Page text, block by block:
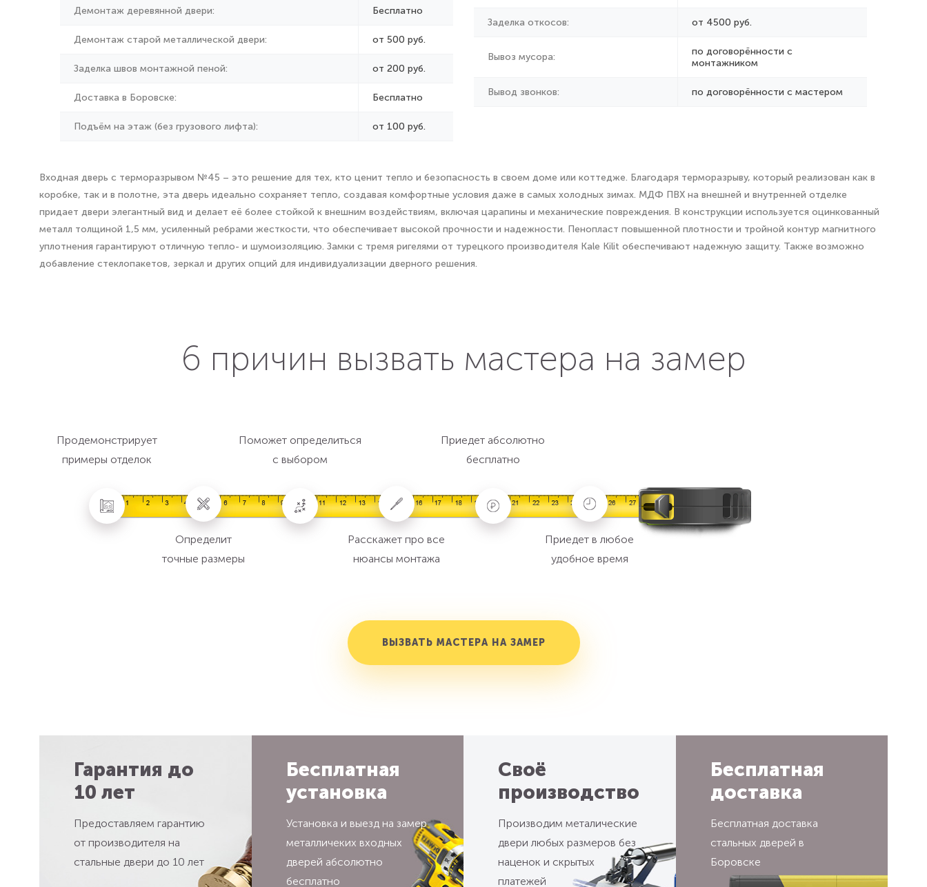
Демонтаж деревянной двери: Бесплатно
Демонтаж старой металлической двери: от 500 руб.
Заделка швов монтажной пеной: от 200 руб.
Доставка в Боровске: Бесплатно
Подъём на этаж (без грузового лифта): от 100 руб.
Заделка откосов: от 4500 руб.
Вывоз мусора:
по договорённости с
монтажником
Вывод звонков: по договорённости с мастером
Входная дверь с терморазрывом №45 – это решение для тех, кто ценит тепло и безопасность в своем доме или коттедже. Благодаря терморазрыву, который реализован как в
коробке, так и в полотне, эта дверь идеально сохраняет тепло, создавая комфортные условия даже в самых холодных зимах. МДФ ПВХ на внешней и внутренней отделке
придает двери элегантный вид и делает её более стойкой к внешним воздействиям, включая царапины и механические повреждения. В конструкции используется оцинкованный
металл толщиной 1,5 мм, усиленный ребрами жесткости, что обеспечивает высокой прочности и надежности. Пенопласт повышенной плотности и тройной контур магнитного
уплотнения гарантируют отличную тепло- и шумоизоляцию. Замки с тремя ригелями от турецкого производителя Kale Kilit обеспечивают надежную защиту. Также возможно
добавление стеклопакетов, зеркал и других опций для индивидуализации дверного решения.
6 причин вызвать мастера на замер
Продемонстрирует
примеры отделок
Определит
точные размеры
Поможет определиться
с выбором
Расскажет про все
нюансы монтажа
Приедет абсолютно
бесплатно
Приедет в любое
удобное время
ВЫЗВАТЬ МАСТЕРА НА ЗАМЕР
Гарантия до
10 лет
Предоставляем гарантию
от производителя на
стальные двери до 10 лет
Бесплатная
установка
Установка и выезд на замер
металличеких входных
дверей абсолютно
бесплатно
Своё
производство
Производим металические
двери любых размеров без
наценок и скрытых
платежей
Бесплатная
доставка
Бесплатная доставка
стальных дверей в
Боровске